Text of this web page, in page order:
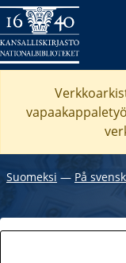
Suomeksi ― På